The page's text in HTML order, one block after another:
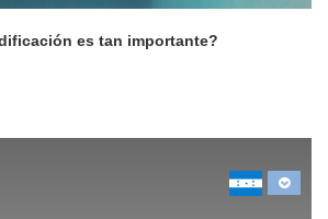
es tan importante?